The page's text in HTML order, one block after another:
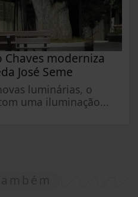
moderniza
José Seme
luminárias, o
uma iluminação...